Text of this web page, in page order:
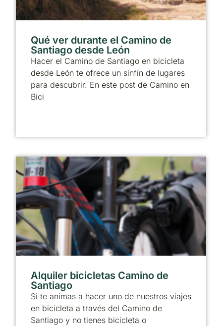
Qué ver durante el Camino de
Santiago desde León
Hacer el Camino de Santiago en bicicleta
desde León te ofrece un sinfín de lugares
para descubrir. En este post de Camino en
Bici
Alquiler bicicletas Camino de
Santiago
Si te animas a hacer uno de nuestros viajes
en bicicleta a través del Camino de
Santiago y no tienes bicicleta o